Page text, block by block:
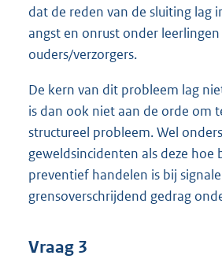
dat de reden van de sluiting lag
angst en onrust onder leerlingen
ouders/verzorgers.
De kern van dit probleem lag
is dan ook niet aan de orde om
structureel probleem. Wel
geweldsincidenten als deze hoe
preventief handelen is bij
grensoverschrijdend gedrag
Vraag 3